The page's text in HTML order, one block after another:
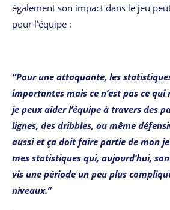
également son impact dans le jeu
pour l’équipe :
“Pour une attaquante, les
importantes mais ce n’est pas ce qui
je peux aider l’équipe à travers des
lignes, des dribbles, ou même
aussi et ça doit faire partie de mon
mes statistiques qui, aujourd’hui,
vis une période un peu plus
niveaux.”